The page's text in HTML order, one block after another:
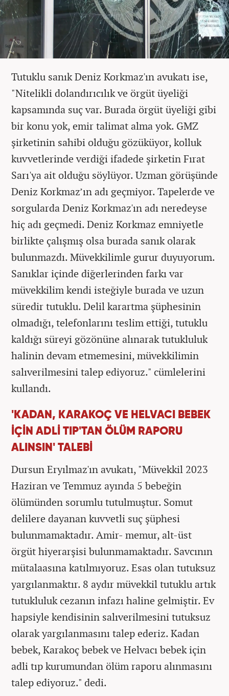
Tutuklu sanık Deniz Korkmaz'ın avukatı ise,
"Nitelikli dolandırıcılık ve örgüt üyeliği
kapsamında suç var. Burada örgüt üyeliği gibi
bir konu yok, emir talimat alma yok. GMZ
şirketinin sahibi olduğu gözüküyor, kolluk
kuvvetlerinde verdiği ifadede şirketin Fırat
Sarı'ya ait olduğu söylüyor. Uzman görüşünde
Deniz Korkmaz’ın adı geçmiyor. Tapelerde ve
sorgularda Deniz Korkmaz'ın adı neredeyse
hiç adı geçmedi. Deniz Korkmaz emniyetle
birlikte çalışmış olsa burada sanık olarak
bulunmazdı. Müvekkilimle gurur duyuyorum.
Sanıklar içinde diğerlerinden farkı var
müvekkilim kendi isteğiyle burada ve uzun
süredir tutuklu. Delil karartma şüphesinin
olmadığı, telefonlarını teslim ettiği, tutuklu
kaldığı süreyi gözönüne alınarak tutukluluk
halinin devam etmemesini, müvekkilimin
salıverilmesini talep ediyoruz." cümlelerini
kullandı.
'KADAN, KARAKOÇ VE HELVACI BEBEK
İÇİN ADLİ TIP'TAN ÖLÜM RAPORU
ALINSIN' TALEBİ
Dursun Eryılmaz'ın avukatı, "Müvekkil 2023
Haziran ve Temmuz ayında 5 bebeğin
ölümünden sorumlu tutulmuştur. Somut
delilere dayanan kuvvetli suç şüphesi
bulunmamaktadır. Amir- memur, alt-üst
örgüt hiyerarşisi bulunmamaktadır. Savcının
mütalaasına katılmıyoruz. Esas olan tutuksuz
yargılanmaktır. 8 aydır müvekkil tutuklu artık
tutukluluk cezanın infazı haline gelmiştir. Ev
hapsiyle kendisinin salıverilmesini tutuksuz
olarak yargılanmasını talep ederiz. Kadan
bebek, Karakoç bebek ve Helvacı bebek için
adli tıp kurumundan ölüm raporu alınmasını
talep ediyoruz." dedi.